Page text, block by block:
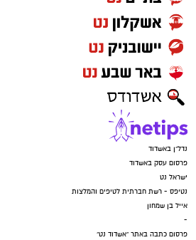
נדל"ן באשדוד
פרסום עסק באשדוד
ישראל נט
נטיפס - רשת חברתית לטיפים והמלצות
אייל בן שמחון
-
פרסום כתבה באתר "אשדוד נט"